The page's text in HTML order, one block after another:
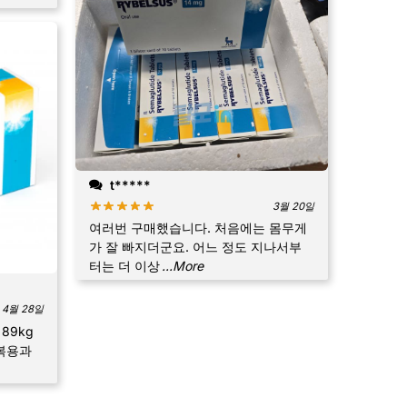
4월 28일
89kg
용과
t*****
3월 20일
여러번 구매했습니다. 처음에는 몸무게
가 잘 빠지더군요. 어느 정도 지나서부
터는 더 이상...More